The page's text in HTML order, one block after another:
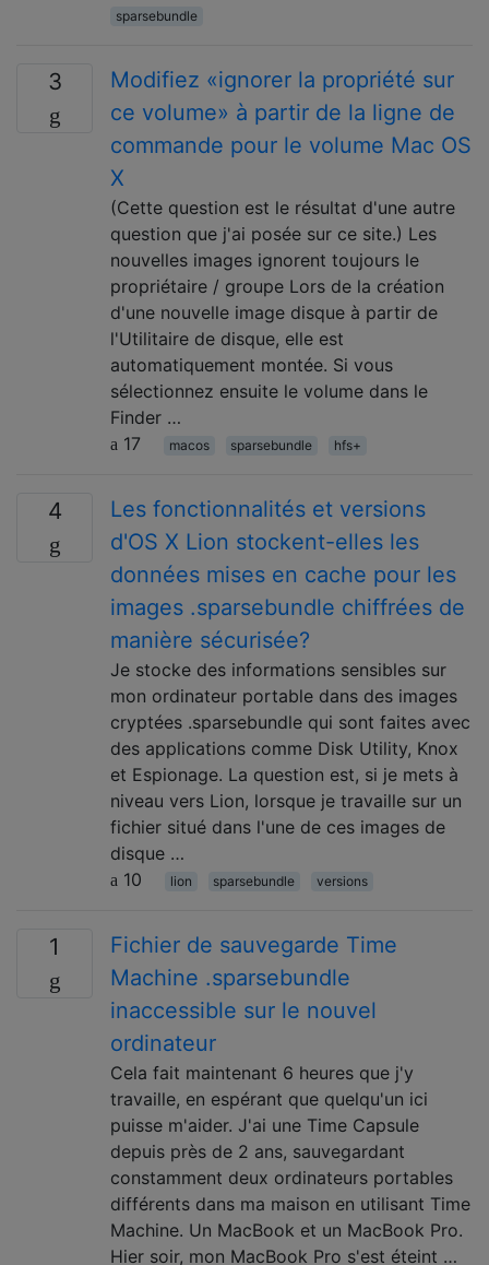
sparsebundle
3
Modifiez «ignorer la propriété sur
ce volume» à partir de la ligne de
commande pour le volume Mac OS
X
(Cette question est le résultat d'une autre
question que j'ai posée sur ce site.) Les
nouvelles images ignorent toujours le
propriétaire / groupe Lors de la création
d'une nouvelle image disque à partir de
l'Utilitaire de disque, elle est
automatiquement montée. Si vous
sélectionnez ensuite le volume dans le
Finder …
17
macos sparsebundle hfs+
4
Les fonctionnalités et versions
d'OS X Lion stockent-elles les
données mises en cache pour les
images .sparsebundle chiffrées de
manière sécurisée?
Je stocke des informations sensibles sur
mon ordinateur portable dans des images
cryptées .sparsebundle qui sont faites avec
des applications comme Disk Utility, Knox
et Espionage. La question est, si je mets à
niveau vers Lion, lorsque je travaille sur un
fichier situé dans l'une de ces images de
disque …
10
lion sparsebundle versions
1
Fichier de sauvegarde Time
Machine .sparsebundle
inaccessible sur le nouvel
ordinateur
Cela fait maintenant 6 heures que j'y
travaille, en espérant que quelqu'un ici
puisse m'aider. J'ai une Time Capsule
depuis près de 2 ans, sauvegardant
constamment deux ordinateurs portables
différents dans ma maison en utilisant Time
Machine. Un MacBook et un MacBook Pro.
Hier soir, mon MacBook Pro s'est éteint …